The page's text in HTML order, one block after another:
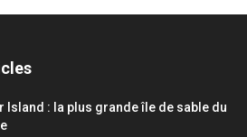
Island : la plus grande île de sable du